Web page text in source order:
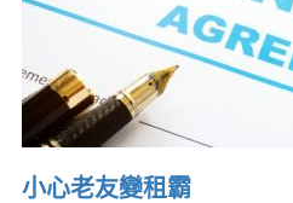
小心老友變租霸